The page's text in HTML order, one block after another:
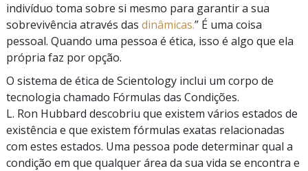
indivíduo toma sobre si mesmo para garantir a sua
sobrevivência através das dinâmicas.” É uma coisa
pessoal. Quando uma pessoa é ética, isso é algo que ela
própria faz por opção.
O sistema de ética de Scientology inclui um corpo de
tecnologia chamado Fórmulas das Condições.
L. Ron Hubbard descobriu que existem vários estados de
existência e que existem fórmulas exatas relacionadas
com estes estados. Uma pessoa pode determinar qual a
condição em que qualquer área da sua vida se encontra e